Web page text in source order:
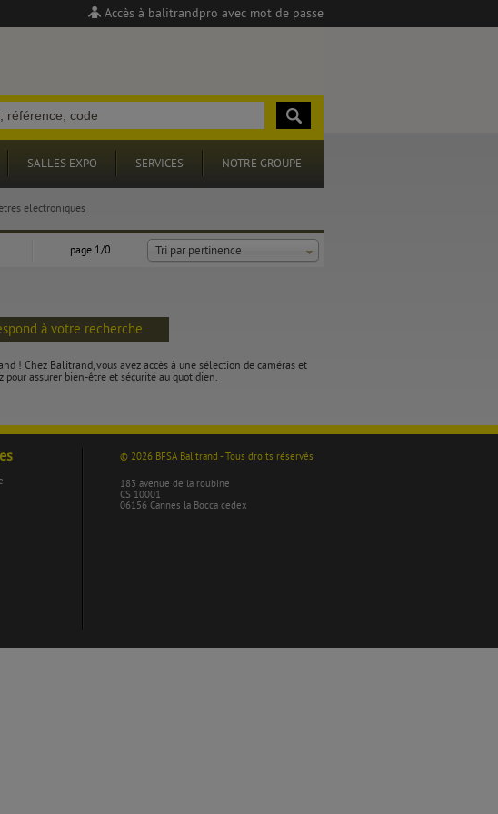
Accès à balitrandpro avec mot de passe
SALLES EXPO SERVICES NOTRE GROUPE
electroniques
page 1/0 Tri par pertinence
à votre recherche
! Chez Balitrand, vous avez accès à une sélection de caméras et
pour assurer bien-être et sécurité au quotidien.
© 2026 BFSA Balitrand - Tous droits réservés
183 avenue de la roubine
CS 10001
06156 Cannes la Bocca cedex